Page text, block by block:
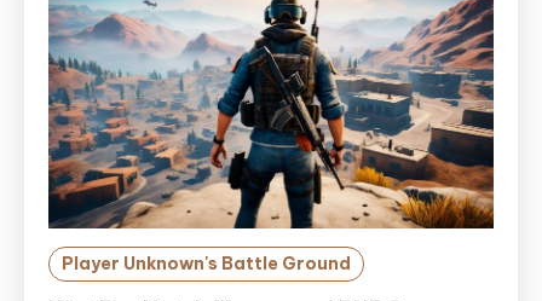
Player Unknown's Battle Ground